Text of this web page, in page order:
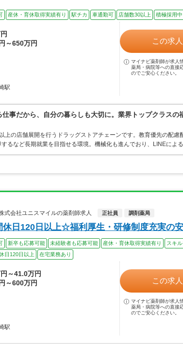
産休・育休取得実績有り 駅チカ 車通勤可 店舗数30以上 積極採用中
～650万円
駅
この求
マイナビ薬剤師が求人
薬局・病院等への直接
のでご安心ください。
仕事だから、自分の暮らしも大切に。業界トップクラスの
上の店舗展開を行うドラッグストアチェーンです。教育優先の配慮
するなど長期就業を目指せる環境。機械化も進んでおり、LINEによ
会社ユニスマイルの薬剤師求人
正社員 調剤薬局
休日120日以上☆福利厚生・研修制度充実の
新卒も応募可能 未経験者も応募可能 産休・育休取得実績有り スキ
日120日以上 在宅業務あり
～41.0万円
～600万円
駅
この求
マイナビ薬剤師が求人
薬局・病院等への直接
のでご安心ください。